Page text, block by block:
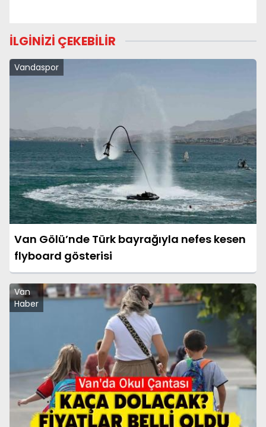
İLGİNİZİ ÇEKEBİLİR
Vandaspor
Van Gölü’nde Türk bayrağıyla nefes kesen
flyboard gösterisi
Van
Haber